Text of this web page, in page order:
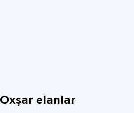
Oxşar elanlar